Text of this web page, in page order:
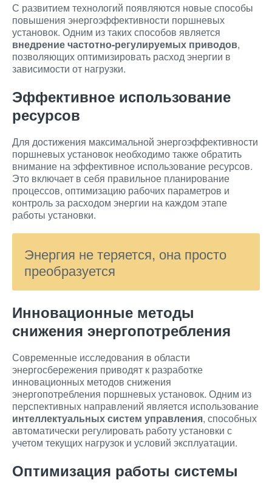
С развитием технологий появляются новые способы
повышения энергоэффективности поршневых
установок. Одним из таких способов является
внедрение частотно-регулируемых приводов,
позволяющих оптимизировать расход энергии в
зависимости от нагрузки.
Эффективное использование
ресурсов
Для достижения максимальной энергоэффективности
поршневых установок необходимо также обратить
внимание на эффективное использование ресурсов.
Это включает в себя правильное планирование
процессов, оптимизацию рабочих параметров и
контроль за расходом энергии на каждом этапе
работы установки.
Энергия не теряется, она просто
преобразуется
Инновационные методы
снижения энергопотребления
Современные исследования в области
энергосбережения приводят к разработке
инновационных методов снижения
энергопотребления поршневых установок. Одним из
перспективных направлений является использование
интеллектуальных систем управления, способных
автоматически регулировать работу установки с
учетом текущих нагрузок и условий эксплуатации.
Оптимизация работы системы